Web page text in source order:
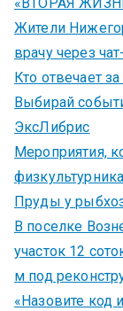
Жители
врачу через
Кто отвечает
Выбирай
ЭксЛибрис
Мероприятия,
физкультурника
Пруды у
В поселке
участок 12
м под
«Назовите код